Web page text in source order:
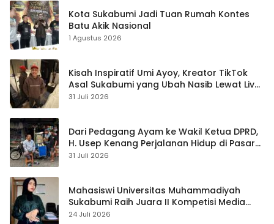
Kota Sukabumi Jadi Tuan Rumah Kontes
Batu Akik Nasional
1 Agustus 2026
Kisah Inspiratif Umi Ayoy, Kreator TikTok
Asal Sukabumi yang Ubah Nasib Lewat Live
Streaming
31 Juli 2026
Dari Pedagang Ayam ke Wakil Ketua DPRD,
H. Usep Kenang Perjalanan Hidup di Pasar
Cisaat
31 Juli 2026
Mahasiswi Universitas Muhammadiyah
Sukabumi Raih Juara II Kompetisi Media
Pembelajaran Digital Tingkat Internasional
24 Juli 2026